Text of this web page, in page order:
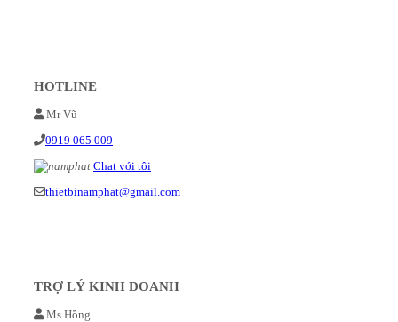
HOTLINE
Mr Vũ
0919 065 009
Chat với tôi
thietbinamphat@gmail.com
TRỢ LÝ KINH DOANH
Ms Hồng